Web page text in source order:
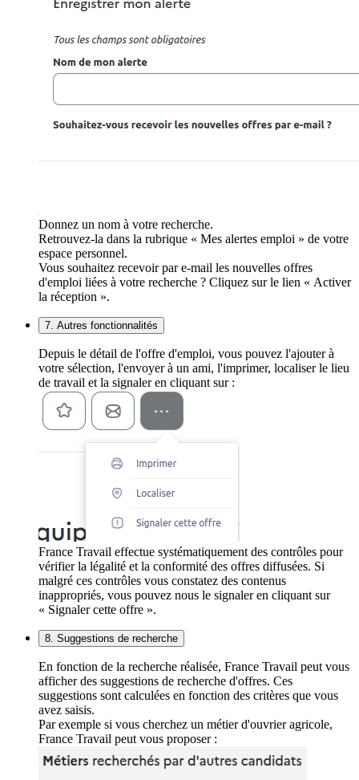
Donnez un nom à votre recherche.
Retrouvez-la dans la rubrique « Mes alertes emploi » de votre
espace personnel.
Vous souhaitez recevoir par e-mail les nouvelles offres
d'emploi liées à votre recherche ? Cliquez sur le lien « Activer
la réception ».
7. Autres fonctionnalités
Depuis le détail de l'offre d'emploi, vous pouvez l'ajouter à
votre sélection, l'envoyer à un ami, l'imprimer, localiser le lieu
de travail et la signaler en cliquant sur :
France Travail effectue systématiquement des contrôles pour
vérifier la légalité et la conformité des offres diffusées. Si
malgré ces contrôles vous constatez des contenus
inappropriés, vous pouvez nous le signaler en cliquant sur
« Signaler cette offre ».
8. Suggestions de recherche
En fonction de la recherche réalisée, France Travail peut vous
afficher des suggestions de recherche d'offres. Ces
suggestions sont calculées en fonction des critères que vous
avez saisis.
Par exemple si vous cherchez un métier d'ouvrier agricole,
France Travail peut vous proposer :